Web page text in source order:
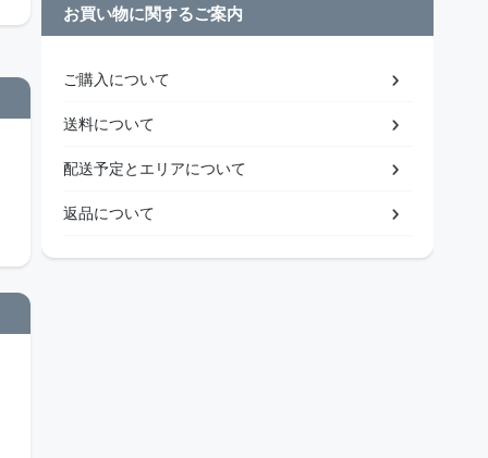
お買い物に関するご案内
ご購入について
送料について
配送予定とエリアについて
返品について